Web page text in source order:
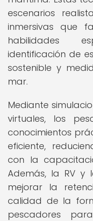
escenarios
inmersivas que
habilidades
identificación de
sostenible y
mar.
Mediante
virtuales, los
conocimientos
eficiente,
con la
Además, la RV y
mejorar la
calidad de la
pescadores